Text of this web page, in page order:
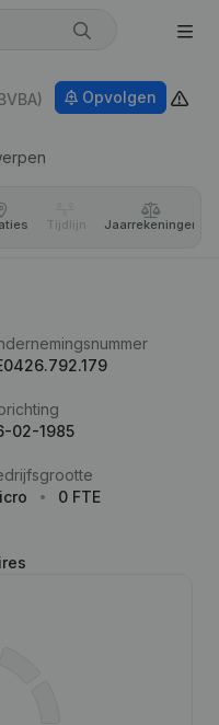
Opvolgen
Tijdlijn Jaar­rekeningen
02-1985
0 FTE